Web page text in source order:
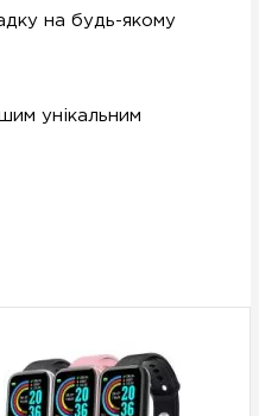
на будь-якому
унікальним